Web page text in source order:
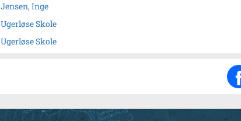
Jensen, Inge
Ugerløse Skole
Ugerløse Skole